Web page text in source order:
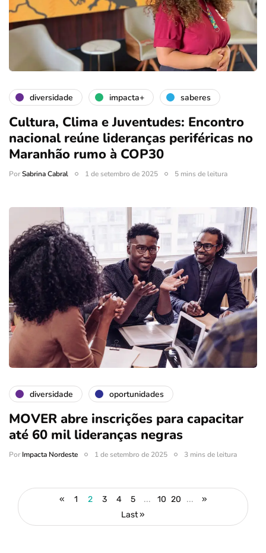
diversidade impacta+ saberes
Cultura, Clima e Juventudes: Encontro
nacional reúne lideranças periféricas no
Maranhão rumo à COP30
PorSabrina Cabral 1 de setembro de 2025 5 mins de leitura
diversidade oportunidades
MOVER abre inscrições para capacitar
até 60 mil lideranças negras
PorImpacta Nordeste 1 de setembro de 2025 3 mins de leitura
« 1 2 3 4 5 ... 10 20 ...
»
Last »